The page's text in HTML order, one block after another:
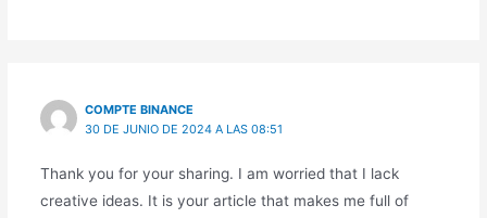
COMPTE BINANCE
30 DE JUNIO DE 2024 A LAS 08:51
Thank you for your sharing. I am worried that I lack
creative ideas. It is your article that makes me full of